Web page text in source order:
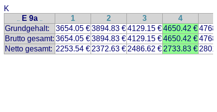
K
.. E 9a .. 1 2 3 4
Grundgehalt:
3654.05 €3894.83 €4129.15 €4650.42 €
Brutto gesamt: 3654.05 €3894.83 €4129.15 €4650.42 €
Netto gesamt: 2253.54 € 2372.63 € 2486.62 € 2733.83 €